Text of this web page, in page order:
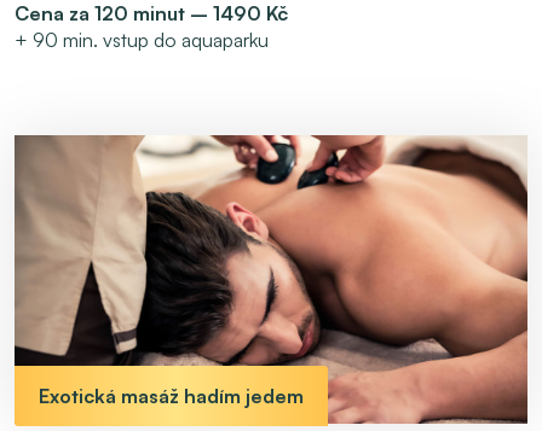
Cena za 120 minut – 1490 Kč
+ 90 min. vstup do aquaparku
Exotická masáž hadím jedem